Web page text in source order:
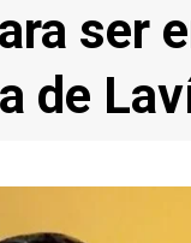
ser
de